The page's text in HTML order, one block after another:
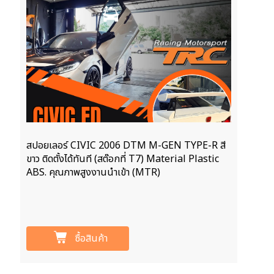
สปอยเลอร์ CIVIC 2006 DTM M-GEN TYPE-R สี
ขาว ติดตั้งได้ทันที (สต๊อกที่ T7) Material Plastic
ABS. คุณภาพสูงงานนำเข้า (MTR)
ซื้อสินค้า